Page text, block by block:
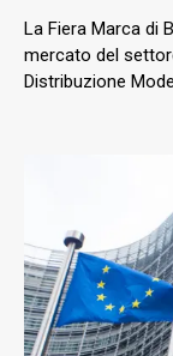
La Fiera Marca di
mercato del
Distribuzione